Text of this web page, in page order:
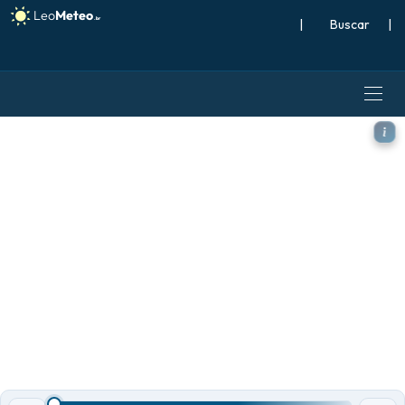
| |
ECMWF IFS 0,25° modelo